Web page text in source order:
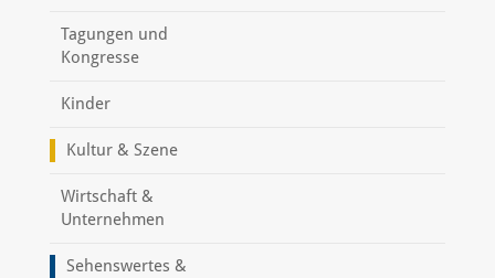
Tagungen und
Kongresse
Kinder
Kultur & Szene
Wirtschaft &
Unternehmen
Sehenswertes &